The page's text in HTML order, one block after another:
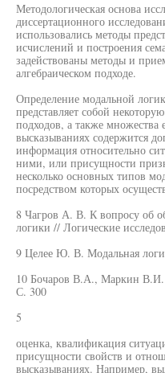
Методологическая основа
диссертационного
использовались методы
исчислений и построения
задействованы методы и
алгебраическом подходе.
Определение модальной
представляет собой
подходов, а также множества
высказываниях содержится
информация относительно
ними, или присущности
несколько основных типов
посредством которых
8 Чагров А. В. К вопросу об
логики // Логические
9 Целее Ю. В. Модальная
10 Бочаров В.А., Маркин В.И.
С. 300
5
оценка, квалификация
присущности свойств и
высказываниях. Например,